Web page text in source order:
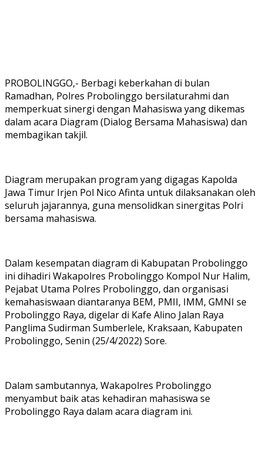
PROBOLINGGO,- Berbagi keberkahan di bulan
Ramadhan, Polres Probolinggo bersilaturahmi dan
memperkuat sinergi dengan Mahasiswa yang dikemas
dalam acara Diagram (Dialog Bersama Mahasiswa) dan
membagikan takjil.
Diagram merupakan program yang digagas Kapolda
Jawa Timur Irjen Pol Nico Afinta untuk dilaksanakan oleh
seluruh jajarannya, guna mensolidkan sinergitas Polri
bersama mahasiswa.
Dalam kesempatan diagram di Kabupatan Probolinggo
ini dihadiri Wakapolres Probolinggo Kompol Nur Halim,
Pejabat Utama Polres Probolinggo, dan organisasi
kemahasiswaan diantaranya BEM, PMII, IMM, GMNI se
Probolinggo Raya, digelar di Kafe Alino Jalan Raya
Panglima Sudirman Sumberlele, Kraksaan, Kabupaten
Probolinggo, Senin (25/4/2022) Sore.
Dalam sambutannya, Wakapolres Probolinggo
menyambut baik atas kehadiran mahasiswa se
Probolinggo Raya dalam acara diagram ini.